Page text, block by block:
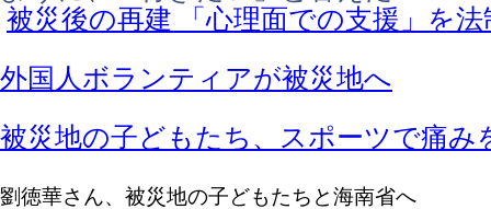
被災後の再建 「心理面での支援」を法
外国人ボランティアが被災地へ
被災地の子どもたち、スポーツで痛み
劉徳華さん、被災地の子どもたちと海南省へ